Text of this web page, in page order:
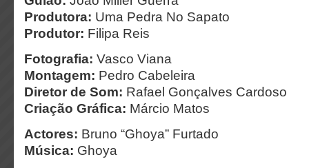
Produtora: Uma Pedra No Sapato
Produtor: Filipa Reis
Fotografia: Vasco Viana
Montagem: Pedro Cabeleira
Diretor de Som: Rafael Gonçalves Cardoso
Criação Gráfica: Márcio Matos
Actores: Bruno “Ghoya” Furtado
Música: Ghoya